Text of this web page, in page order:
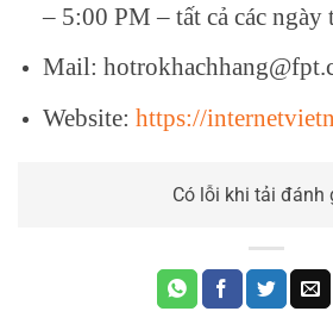
– 5:00 PM – tất cả các ngày
Mail:
Website: https://
Có lỗi khi tải đánh